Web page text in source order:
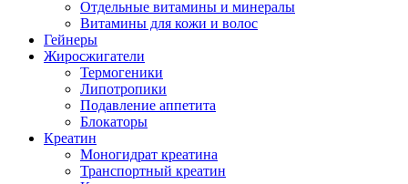
Отдельные витамины и минералы
Витамины для кожи и волос
Гейнеры
Жиросжигатели
Термогеники
Липотропики
Подавление аппетита
Блокаторы
Креатин
Моногидрат креатина
Транспортный креатин